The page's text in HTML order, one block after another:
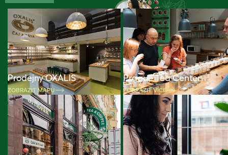
Prodejny OXALIS
ZOBRAZIT MAPU
Prague Tea Center
ZOBRAZIT VÍCE